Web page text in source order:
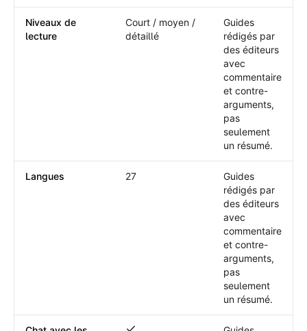
Niveaux de
lecture
Court / moyen /
détaillé
Guides
rédigés par
des éditeurs
avec
commentaire
et contre-
arguments,
pas
seulement
un résumé.
Langues 27
Guides
rédigés par
des éditeurs
avec
commentaire
et contre-
arguments,
pas
seulement
un résumé.